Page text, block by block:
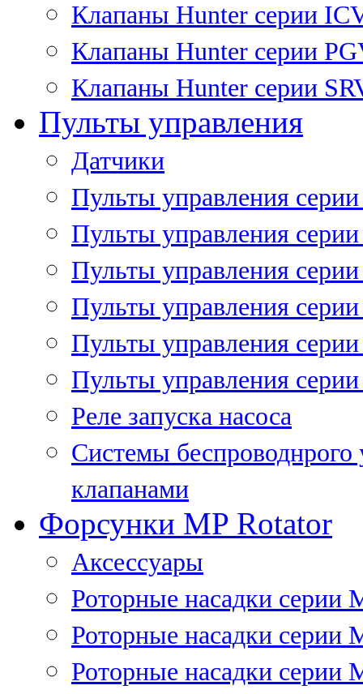
Клапаны Hunter серии
Клапаны Hunter серии
Клапаны Hunter серии
Пульты управления
Датчики
Пульты управления
Пульты управления
Пульты управления
Пульты управления
Пульты управления
Пульты управления
Реле запуска насоса
Системы
клапанами
Форсунки MP Rotator
Аксессуары
Роторные насадки серии
Роторные насадки серии
Роторные насадки серии